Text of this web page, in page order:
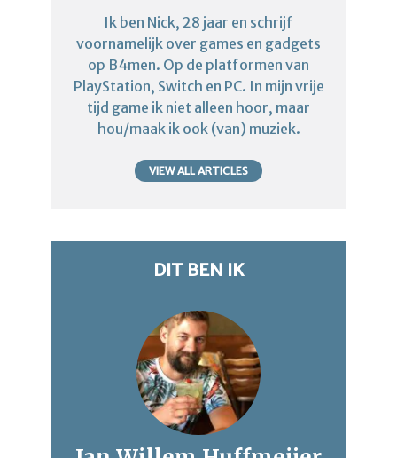
Ik ben Nick, 28 jaar en schrijf
voornamelijk over games en gadgets
op B4men. Op de platformen van
PlayStation, Switch en PC. In mijn vrije
tijd game ik niet alleen hoor, maar
hou/maak ik ook (van) muziek.
VIEW ALL ARTICLES
DIT BEN IK